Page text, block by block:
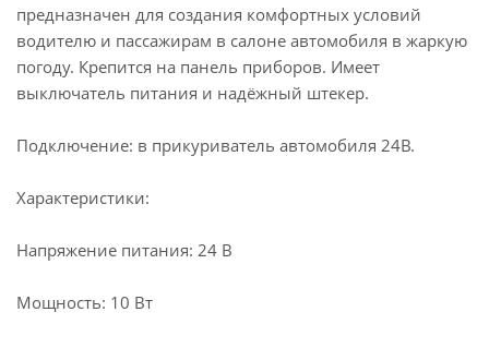
предназначен для создания комфортных условий
водителю и пассажирам в салоне автомобиля в жаркую
погоду. Крепится на панель приборов. Имеет
выключатель питания и надёжный штекер.
Подключение: в прикуриватель автомобиля 24В.
Характеристики:
Напряжение питания: 24 В
Мощность: 10 Вт